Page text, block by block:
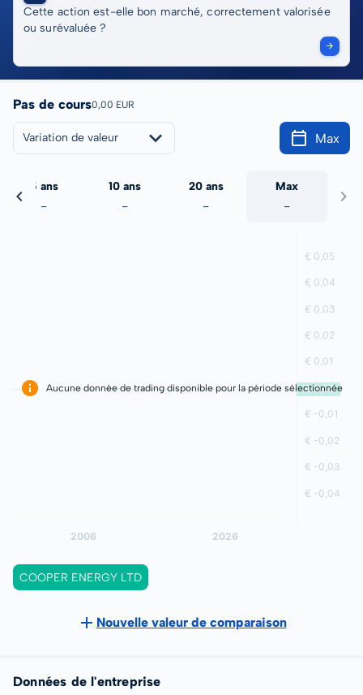
Cette action est-elle bon marché, correctement valorisée
ou surévaluée ?
Pas de cours0,00 EUR
Variation de valeur Max
5 ans
-
10 ans
-
20 ans
-
Max
-
Aucune donnée de trading disponible pour la période sélectionnée
COOPER ENERGY LTD
Nouvelle valeur de comparaison
Données de l'entreprise